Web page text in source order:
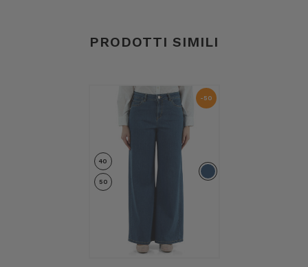
PRODOTTI SIMILI
-50
40
50